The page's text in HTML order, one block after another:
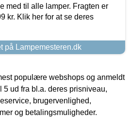
med til alle lamper. Fragten er
kr. Klik her for at se deres
på Lampemesteren.dk
populære webshops og anmeldt
5 ud fra bl.a. deres prisniveau,
brugervenlighed,
og betalingsmuligheder.